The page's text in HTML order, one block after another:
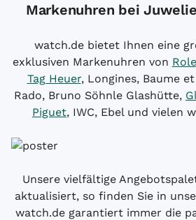
Markenuhren bei
watch.de bietet Ihnen eine
exklusiven Markenuhren von
Tag Heuer, Longines, Baume
Rado, Bruno Söhnle Glashütte,
Piguet, IWC, Ebel und vielen
Unsere vielfältige
aktualisiert, so finden Sie in
watch.de garantiert immer die